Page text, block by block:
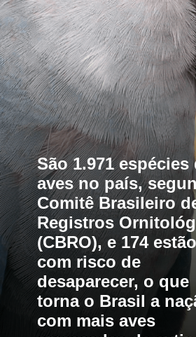
São 1.971 espécies
aves no país,
Comitê Brasileiro
Registros
(CBRO), e 174 estão
com risco de
desaparecer, o que
torna o Brasil a
com mais aves